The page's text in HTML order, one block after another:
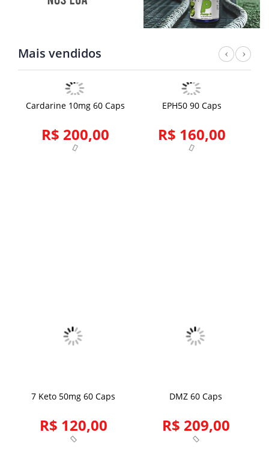
Mais vendidos
Cardarine 10mg 60 Caps
R$ 200,00
EPH50 90 Caps
R$ 160,00
7 Keto 50mg 60 Caps
R$ 120,00
DMZ 60 Caps
R$ 209,00